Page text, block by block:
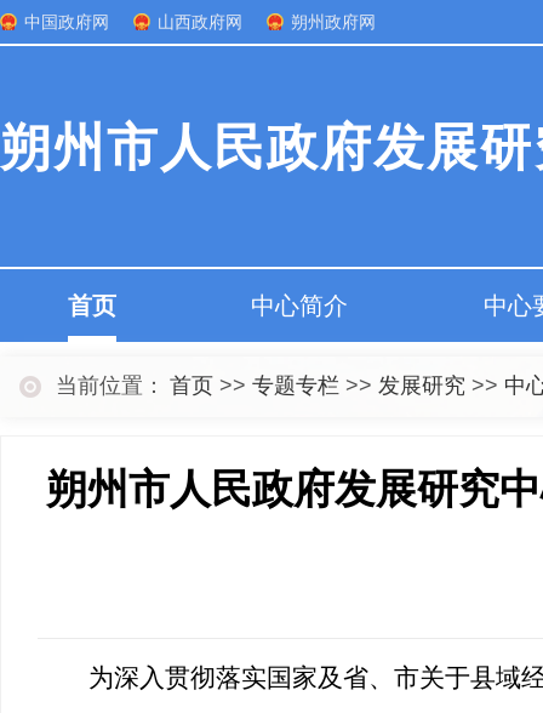
中国政府网 山西政府网 朔州政府网
朔州市人民政府发展
首页 中心简介 中心
当前位置： 首页 >> 专题专栏 >> 发展研究 >> 中
朔州市人民政府发展研究
为深入贯彻落实国家及省、市关于县域